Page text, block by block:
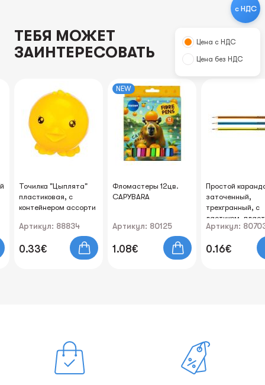
ТЕБЯ МОЖЕТ
ЗАИНТЕРЕСОВАТЬ
Точилка "Цыплята"
пластиковая, с
контейнером ассорти
Артикул: 88834
0.33€
NEW
Фломастеры 12цв.
CAPYBARA
Артикул: 80125
1.08€
Простой
заточенный,
трехгранный, с
ластиком,
Артикул:
0.16€
с НДС
Цена с НДС
Цена без НДС